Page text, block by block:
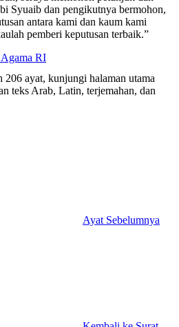
Syuaib dan pengikutnya bermohon,
antara kami dan kaum kami
pemberi keputusan terbaik.”
RI
206 ayat, kunjungi halaman utama
teks Arab, Latin, terjemahan, dan
Ayat Sebelumnya